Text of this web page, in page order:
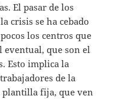
El pasar de los
crisis se ha cebado
los centros que
eventual, que son el
Esto implica la
de la
plantilla fija, que ven